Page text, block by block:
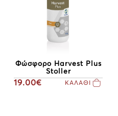
Φώσφορο Harvest Plus
Stoller
19.00€ ΚΑΛΑΘΙ